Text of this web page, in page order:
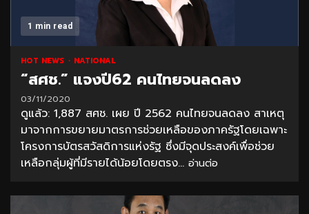
1 min read
HOT NEWS NATIONAL
“สศช.” แจงปี62 คนไทยจนลดลง
03/11/2020
ดูแล้ว: 1,887 สศช. เผย ปี 2562 คนไทยจนลดลง สาเหตุ
มาจากการขยายมาตรการช่วยเหลือของภาครัฐโดยเฉพาะ
โครงการบัตรสวัสดิการแห่งรัฐ ซึ่งมีจุดประสงค์เพื่อช่วย
เหลือกลุ่มผู้ที่มีรายได้น้อยโดยตรง... อ่านต่อ